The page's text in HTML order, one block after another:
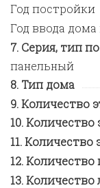
Год постройки
Год ввода
Серия, тип
панельный
Тип дома
Количество
Количество
Количество
Количество
Количество